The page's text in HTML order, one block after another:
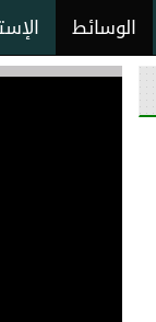
الوسائط